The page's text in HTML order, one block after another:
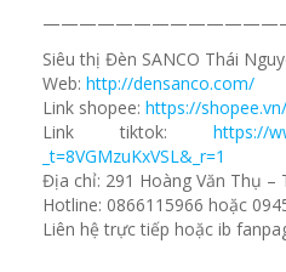
Siêu thị Đèn SANCO Thái
Web: http://densanco.com/
Link shopee: https://shopee.vn/
Link tiktok: https://
_t=8VGMzuKxVSL&_r=1
Địa chỉ: 291 Hoàng Văn Thụ –
Hotline: 0866115966 hoặc
Liên hệ trực tiếp hoặc ib